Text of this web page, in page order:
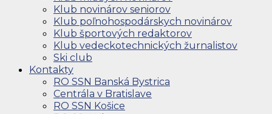
Klub novinárov seniorov
Klub poľnohospodárskych novinárov
Klub športových redaktorov
Klub vedeckotechnických žurnalistov
Ski club
Kontakty
RO SSN Banská Bystrica
Centrála v Bratislave
RO SSN Košice